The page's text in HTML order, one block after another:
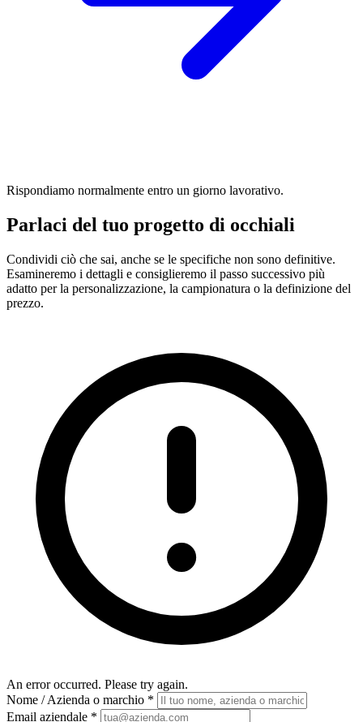
Rispondiamo normalmente entro un giorno lavorativo.
Parlaci del tuo progetto di occhiali
Condividi ciò che sai, anche se le specifiche non sono definitive.
Esamineremo i dettagli e consiglieremo il passo successivo più
adatto per la personalizzazione, la campionatura o la definizione del
prezzo.
An error occurred. Please try again.
Nome / Azienda o marchio *
Email aziendale *